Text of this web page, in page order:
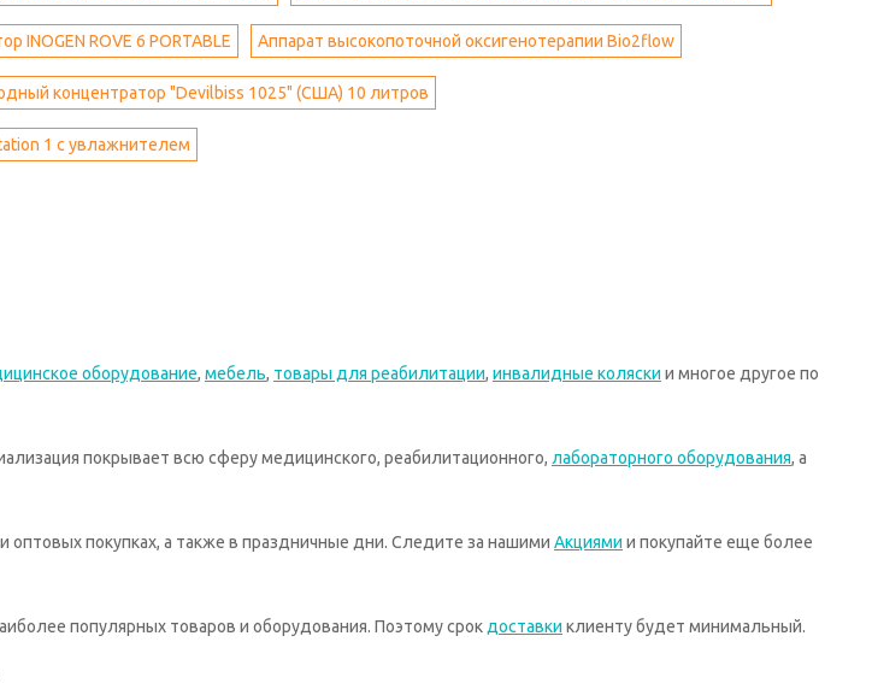
INOGEN ROVE 6 PORTABLE Аппарат высокопоточной оксигенотерапии Bio2flow
концентратор "Devilbiss 1025" (США) 10 литров
1 с увлажнителем
оборудование, мебель, товары для реабилитации, инвалидные коляски и многое другое по
покрывает всю сферу медицинского, реабилитационного, лабораторного оборудования, а
оптовых покупках, а также в праздничные дни. Следите за нашими Акциями и покупайте еще более
популярных товаров и оборудования. Поэтому срок доставки клиенту будет минимальный.